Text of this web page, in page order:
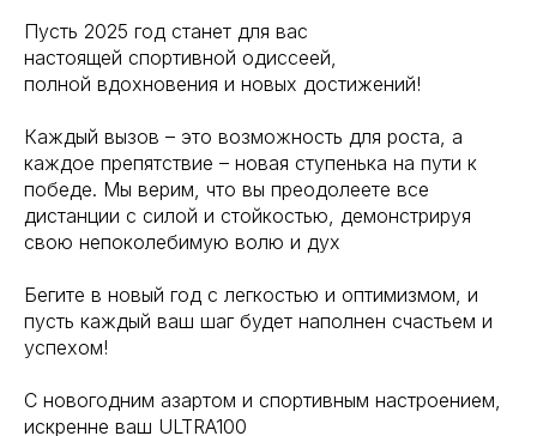
Пусть 2025 год станет для вас
настоящей спортивной одиссеей,
полной вдохновения и новых достижений!
Каждый вызов – это возможность для роста, а
каждое препятствие – новая ступенька на пути к
победе. Мы верим, что вы преодолеете все
дистанции с силой и стойкостью, демонстрируя
свою непоколебимую волю и дух
Бегите в новый год с легкостью и оптимизмом, и
пусть каждый ваш шаг будет наполнен счастьем и
успехом!
С новогодним азартом и спортивным настроением,
искренне ваш ULTRA100